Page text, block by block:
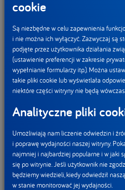
udzieliły
i ich personelowi.
Razem Silniejsi
W ten sposób po raz kolejny
jednorazowe inicjatywy, to
Taka właśnie jest wizja „One
kierujemy. Zgodnie z nią zdrowie
stanowią wspólny ekosystem, w
może funkcjonować bez
cookie
Są niezbędne w celu zapewnienia
i nie można ich wyłączyć. Zazwyczaj są
podjęte przez użytkownika działania
(ustawienie preferencji w zakresie
wypełnianie formularzy itp.). Można
takie pliki cookie lub wyświetlała
niektóre części witryny nie będą wówczas
Analityczne pliki
Umożliwiają nam liczenie odwiedzin i
i poprawę wydajności naszej witryny.
najmniej i najbardziej popularne i w jaki
się po witrynie. Jeśli użytkownik nie
będziemy wiedzieli, kiedy odwiedził
w stanie monitorować jej wydajności.